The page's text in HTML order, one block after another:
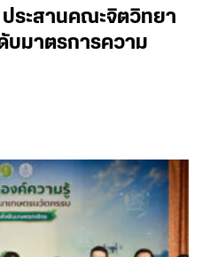
ระสานคณะจิตวิทยา
มาตรการความ